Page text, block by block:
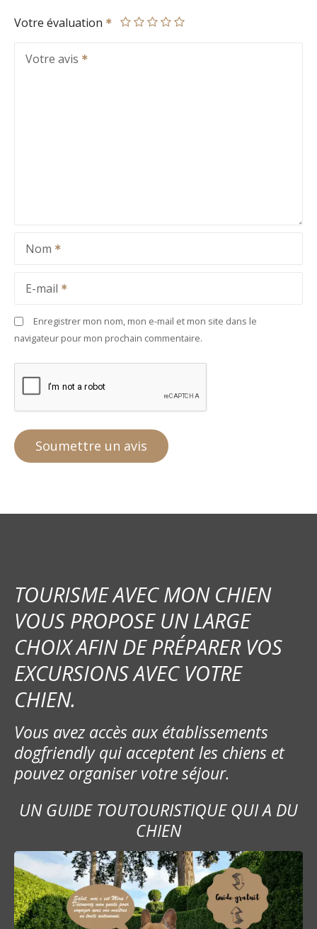
Votre évaluation
Votre avis
Nom
E-mail
Enregistrer mon nom, mon e-mail et mon site dans le
navigateur pour mon prochain commentaire.
TOURISME AVEC MON CHIEN
VOUS PROPOSE UN LARGE
CHOIX AFIN DE PRÉPARER VOS
EXCURSIONS AVEC VOTRE
CHIEN.
Vous avez accès aux établissements
dogfriendly qui acceptent les chiens et
pouvez organiser votre séjour.
UN GUIDE TOUTOURISTIQUE QUI A DU
CHIEN